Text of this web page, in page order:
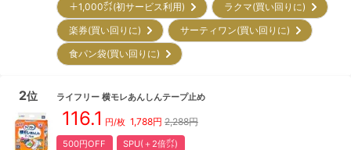
＋1,000㌽(初サービス利用)
ラクマ(買い回りに)
楽券(買い回りに)
サーティワン(買い回りに)
食パン袋(買い回りに)
2位 ライフリー 横モレあんしんテープ止め
116.1 円/枚 1,788円 2,288円
500円OFF SPU(＋2倍㌽)